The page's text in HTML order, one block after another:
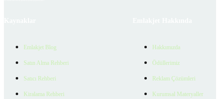
Emlakjet Blog
Satın Alma Rehberi
Satıcı Rehberi
Kiralama Rehberi
Hakkımızda
Ödüllerimiz
Reklam Çözümleri
Kurumsal Materyaller